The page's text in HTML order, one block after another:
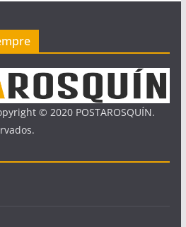
© 2020 POSTAROSQUÍN.